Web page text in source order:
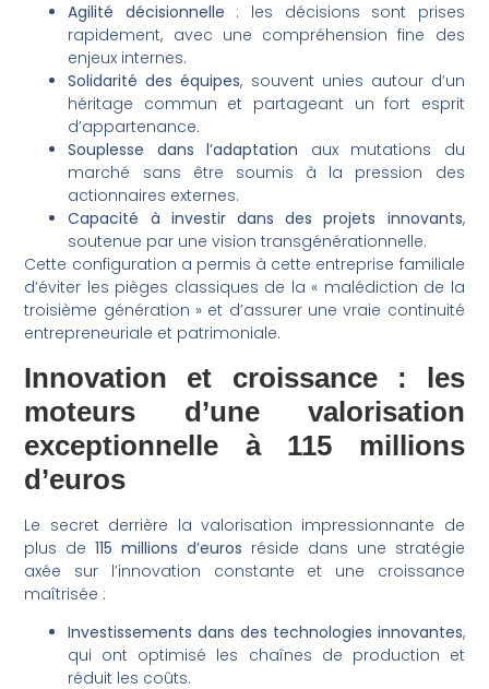
Agilité décisionnelle : les décisions sont prises
rapidement, avec une compréhension fine des
enjeux internes.
Solidarité des équipes, souvent unies autour d’un
héritage commun et partageant un fort esprit
d’appartenance.
Souplesse dans l’adaptation aux mutations du
marché sans être soumis à la pression des
actionnaires externes.
Capacité à investir dans des projets innovants,
soutenue par une vision transgénérationnelle.
Cette configuration a permis à cette entreprise familiale
d’éviter les pièges classiques de la « malédiction de la
troisième génération » et d’assurer une vraie continuité
entrepreneuriale et patrimoniale.
Innovation et croissance : les
moteurs d’une valorisation
exceptionnelle à 115 millions
d’euros
Le secret derrière la valorisation impressionnante de
plus de115 millions d’euros réside dans une stratégie
axée sur l’innovation constante et une croissance
maîtrisée :
Investissements dans des technologies innovantes,
qui ont optimisé les chaînes de production et
réduit les coûts.